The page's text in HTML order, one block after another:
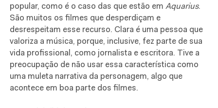
popular, como é o caso das que estão em Aquarius.
São muitos os filmes que desperdiçam e
desrespeitam esse recurso. Clara é uma pessoa que
valoriza a música, porque, inclusive, fez parte de sua
vida profissional, como jornalista e escritora. Tive a
preocupação de não usar essa característica como
uma muleta narrativa da personagem, algo que
acontece em boa parte dos filmes.